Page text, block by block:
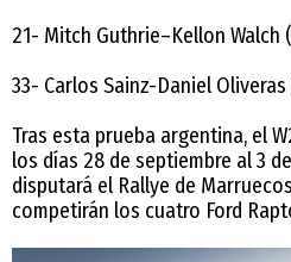
21- Mitch Guthrie–Kellon Walch
33- Carlos Sainz-Daniel
Tras esta prueba argentina, el
los días 28 de septiembre al 3
disputará el Rallye de
competirán los cuatro Ford